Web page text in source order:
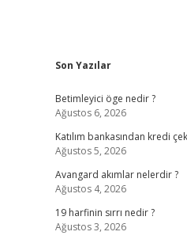
Sidebar
Son Yazılar
Betimleyici öge nedir ?
Ağustos 6, 2026
Katılım bankasından kredi
Ağustos 5, 2026
Avangard akımlar nelerdir ?
Ağustos 4, 2026
19 harfinin sırrı nedir ?
Ağustos 3, 2026